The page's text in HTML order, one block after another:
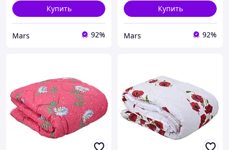
Купить
Mars 92%
Купить
Mars 92%